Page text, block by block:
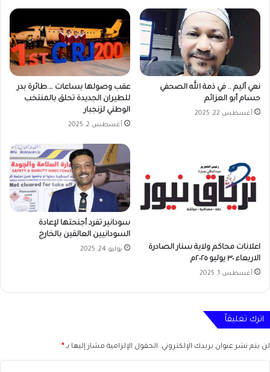
نعي أليم .. في ذمة الله الصحفي
حسام أبو العزائم
أغسطس 22, 2025
عقب وصولها بساعات ….طائرة بدر
للطيران الجديدة تحلق بالمنتخب
الوطني لزنجبار
أغسطس 2, 2025
اعلانات محاكم ولاية سنار الصادرة
الاربعاء ٣٠ يوليو ٢٠٢٥م
أغسطس 1, 2025
سودانير تفرد أجنحتها لإعادة
السودانيين العالقين بالخارج
يوليو 24, 2025
اترك تعليقاً
لن يتم نشر عنوان بريدك الإلكتروني. الحقول الإلزامية مشار إليها بـ*